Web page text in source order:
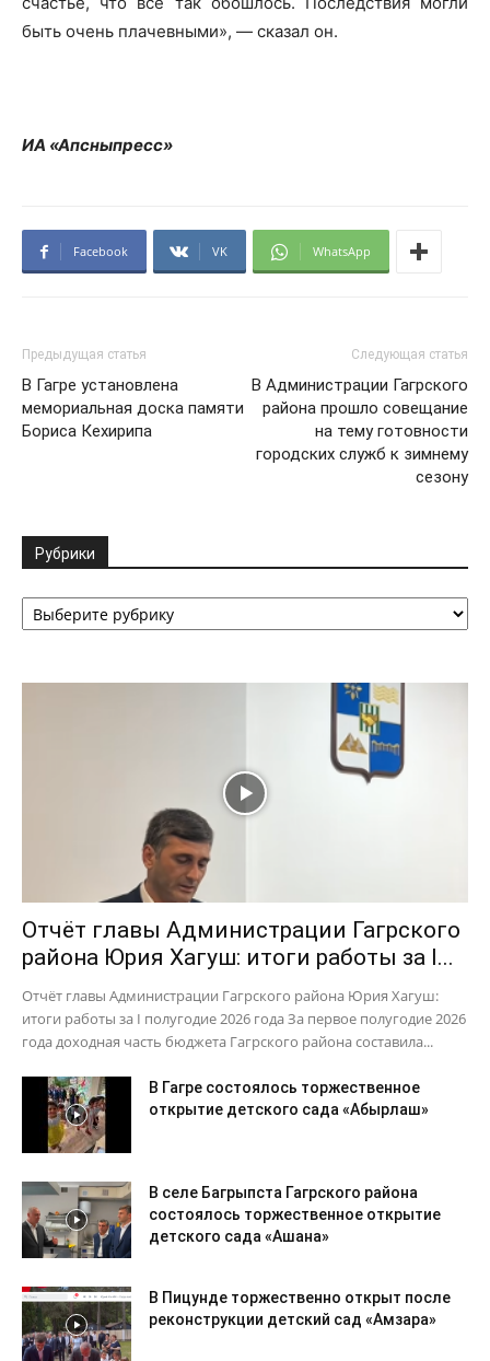
быть очень плачевными», — сказал он.
ИА «Апсныпресс»
Facebook VK WhatsApp
Предыдущая статья
В Гагре установлена
мемориальная доска памяти
Бориса Кехирипа
Следующая статья
В Администрации Гагрского
района прошло совещание
на тему готовности
городских служб к зимнему
сезону
Рубрики
Рубрики
Отчёт главы Администрации Гагрского
района Юрия Хагуш: итоги работы за I...
Отчёт главы Администрации Гагрского района Юрия Хагуш:
итоги работы за I полугодие 2026 года За первое полугодие 2026
года доходная часть бюджета Гагрского района составила...
В Гагре состоялось торжественное
открытие детского сада «Абырлаш»
В селе Багрыпста Гагрского района
состоялось торжественное открытие
детского сада «Ашана»
В Пицунде торжественно открыт после
реконструкции детский сад «Амзара»